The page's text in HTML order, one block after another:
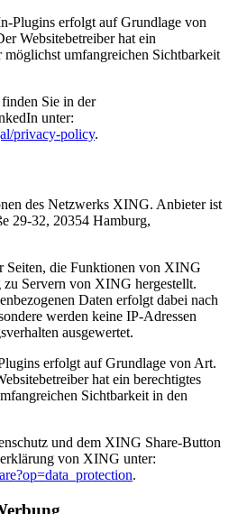
Plugins erfolgt auf Grundlage von
Websitebetreiber hat ein
möglichst umfangreichen Sichtbarkeit
Sie in der
unter:
privacy-policy.
des Netzwerks XING. Anbieter ist
29-32, 20354 Hamburg,
Seiten, die Funktionen von XING
Servern von XING hergestellt.
Daten erfolgt dabei nach
werden keine IP-Adressen
ausgewertet.
erfolgt auf Grundlage von Art.
hat ein berechtigtes
Sichtbarkeit in den
und dem XING Share-Button
von XING unter:
.